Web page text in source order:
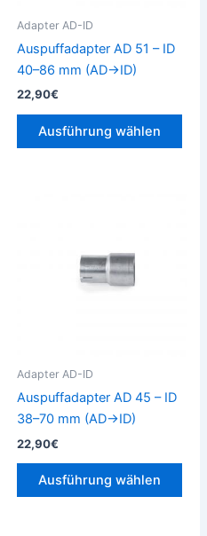
können
gewählt
Adapter AD-ID
Auspuffadapter AD 51 – ID
40–86 mm (AD→ID)
22,90€
Ausführung wählen
können
gewählt
Adapter AD-ID
Auspuffadapter AD 45 – ID
38–70 mm (AD→ID)
22,90€
Ausführung wählen